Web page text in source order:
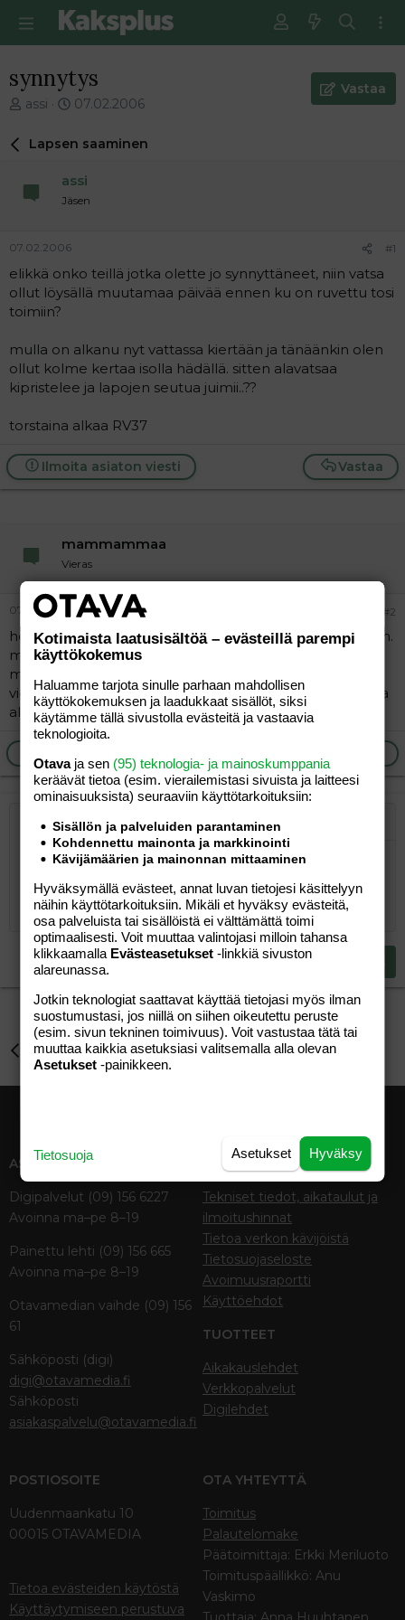
synnytys
V
e
i
t
u
n
a
o
t
t
j
assi
E
s
m
m
ä
n
v
s
07.02.2006
Vastaa
Lapsen saaminen
assi
Jäsen
07.02.2006 #1
elikkä onko teillä jotka olette jo synnyttäneet, niin vatsa
ollut löysällä muutamaa päivää ennen ku on ruvettu tosi
toimiin?
mulla on alkanu nyt vattassa kiertään ja tänäänkin olen
ollut kolme kertaa isolla hädällä. sitten alavatsaa
kipristelee ja lapojen seutua juimii..??
torstaina alkaa RV37
Vastaa
Ilmoita asiaton viesti
mammammaa
Vieras
07.02.2006 #2
heh, tuosta onkin ollut puhetta täällä useaan otteeseen.
mulla rv37+3 ja masu toimii hyvin (on toiminut jo
muutaman viikon...), aamullakin sai käydä 3 kertaa, mut
vieläki ollaan kotona... Jospas kuitenkin pian, limatulppa
alkaa olla mennyttä ja kävellessä vihloo "alakertaa"
LihavoituKursivoitu
Laajennettuun editoriin…
Lista
Järjestetty lista
Järjestämätön lista
Suurenna sisennystä
Pienennä sisennystä
Laajennettuun editoriin…
Lisää hyperlinkki
Lisää kuva
HymiötLaajennettuun
Fontin koko
9
10
12
15
18
22
26
Tekstiväri
Kirjasintyyli
Arial
Book Antiqua
Courier New
Georgia
Times New Roman
Trebuchet MS
Verdana
YliviivaaAlleviivattu
Rivinsisäinen koodi
Rivinsisäinen spoiler
Tasaus Tasaa vasemmalle
Keskitä
Tasaa oikealle
Justify text
Paragraph format
Normal
Heading 1
Heading 2
Heading 3
LainausLisää video/media
Lisää taulukko
Insert horizontal line
SpoilerKoodi
Tee uudelleen
BBCode-näkymä
Poista muotoilu
LuonnoksetTallenna luonnos
Poista luonnos
Kirjoita vastaus...
Lähetä vastaus
Lapsen saaminen
ASIAKASPALVELU
Digipalvelut (09) 156 6227
Avoinna ma–pe 8–19
Painettu lehti (09) 156 665
Avoinna ma–pe 8–19
Otavamedian vaihde (09) 156
61
Sähköposti (digi)
digi@otavamedia.fi
Sähköposti
asiakaspalvelu@otavamedia.fi
MEDIATIEDOT
Tekniset tiedot, aikataulut ja
ilmoitushinnat
Tietoa verkon kävijöistä
Tietosuojaseloste
Avoimuusraportti
Käyttöehdot
TUOTTEET
Aikakauslehdet
Verkkopalvelut
Digilehdet
POSTIOSOITE
Uudenmaankatu 10
00015 OTAVAMEDIA
Tietoa evästeiden käytöstä
Käyttäytymiseen perustuva
OTA YHTEYTTÄ
Toimitus
Palautelomake
Päätoimittaja: Erkki Meriluoto
Toimituspäällikkö: Anu
Vaskimo
Kotimaista laatusisältöä – evästeillä parempi
käyttökokemus
Haluamme tarjota sinulle parhaan mahdollisen
käyttökokemuksen ja laadukkaat sisällöt, siksi
käytämme tällä sivustolla evästeitä ja vastaavia
teknologioita.
Otavaja sen (95) teknologia- ja mainoskumppania
keräävät tietoa (esim. vierailemis­tasi sivuista ja laitteesi
ominaisuuk­sista) seuraaviin käyttötarkoituksiin:
Sisällön ja palveluiden parantaminen
Kohdennettu mainonta ja markkinointi
Kävijämäärien ja mainonnan mittaaminen
Hyväksymällä evästeet, annat luvan tietojesi käsittelyyn
näihin käyttötarkoituksiin. Mikäli et hyväksy evästeitä,
osa palveluista tai sisällöistä ei välttämättä toimi
optimaalisesti. Voit muuttaa valintojasi milloin tahansa
klikkaamalla Evästeasetukset -linkkiä sivuston
alareunassa.
Jotkin teknologiat saattavat käyttää tietojasi myös ilman
suostumustasi, jos niillä on siihen oikeutettu peruste
(esim. sivun tekninen toimivuus). Voit vastustaa tätä tai
muuttaa kaikkia asetuksiasi valitsemalla alla olevan
Asetukset -painikkeen.
Hyväksy
Asetukset
Tietosuoja